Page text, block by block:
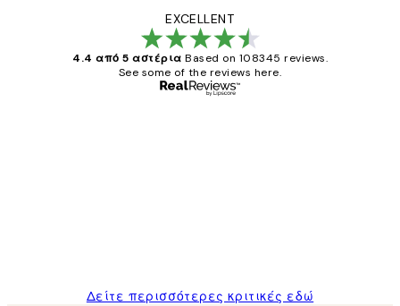
EXCELLENT
4.4 από 5 αστέρια Based on 108345 reviews.
See some of the reviews here.
Δείτε περισσότερες κριτικές εδώ